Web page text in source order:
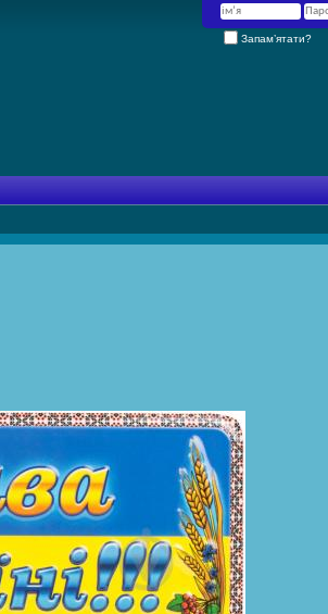
Запам’ятати?